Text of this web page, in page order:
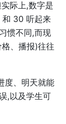
际上,数字是
和 30 听起来
惯不同,而现
、播报)往往
度、明天就能
,以及学生可